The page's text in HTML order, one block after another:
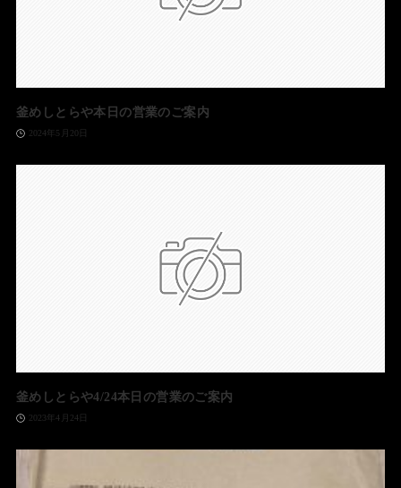
釜めしとらや本日の営業のご案内
2024年5月20日
釜めしとらや4/24本日の営業のご案内
2023年4月24日